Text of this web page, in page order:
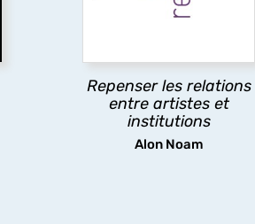
Repenser les relations
entre artistes et
institutions
Alon Noam
artistiques et logiques
l’œuvre.
découvrir